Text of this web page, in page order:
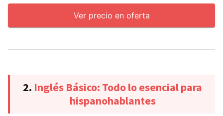
Ver precio en oferta
2. Inglés Básico: Todo lo esencial para
hispanohablantes